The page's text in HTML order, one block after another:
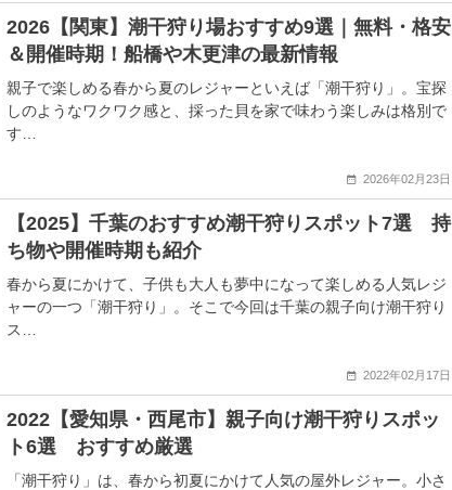
2026【関東】潮干狩り場おすすめ9選｜無料・格安
＆開催時期！船橋や木更津の最新情報
親子で楽しめる春から夏のレジャーといえば「潮干狩り」。宝探
しのようなワクワク感と、採った貝を家で味わう楽しみは格別で
す…
2026年02月23日
【2025】千葉のおすすめ潮干狩りスポット7選 持
ち物や開催時期も紹介
春から夏にかけて、子供も大人も夢中になって楽しめる人気レジ
ャーの一つ「潮干狩り」。そこで今回は千葉の親子向け潮干狩り
ス…
2022年02月17日
2022【愛知県・西尾市】親子向け潮干狩りスポッ
ト6選 おすすめ厳選
「潮干狩り」は、春から初夏にかけて人気の屋外レジャー。小さ